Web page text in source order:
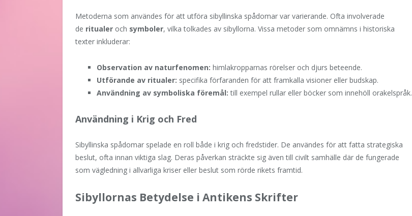
Metoderna som användes för att utföra sibyllinska spådomar var varierande. Ofta involverade
de ritualer och symboler, vilka tolkades av sibyllorna. Vissa metoder som omnämns i historiska
texter inkluderar:
Observation av naturfenomen: himlakropparnas rörelser och djurs beteende.
Utförande av ritualer: specifika förfaranden för att framkalla visioner eller budskap.
Användning av symboliska föremål: till exempel rullar eller böcker som innehöll orakelspråk.
Användning i Krig och Fred
Sibyllinska spådomar spelade en roll både i krig och fredstider. De användes för att fatta strategiska
beslut, ofta innan viktiga slag. Deras påverkan sträckte sig även till civilt samhälle där de fungerade
som vägledning i allvarliga kriser eller beslut som rörde rikets framtid.
Sibyllornas Betydelse i Antikens Skrifter